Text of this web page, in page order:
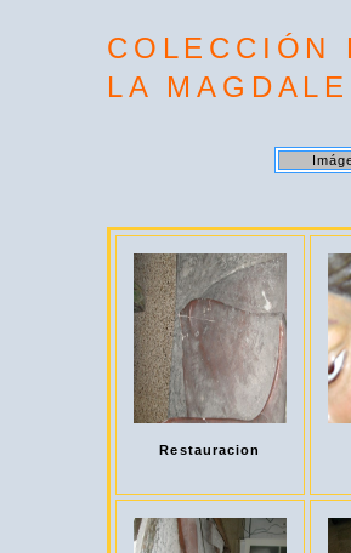
COLECCIÓN
LA
Restauracion